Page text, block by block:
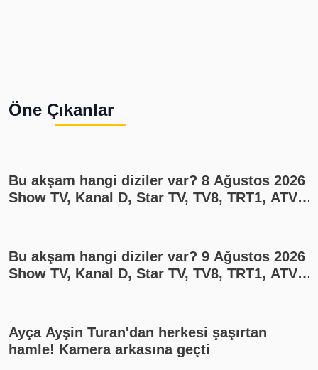
Öne Çıkanlar
Bu akşam hangi diziler var? 8 Ağustos 2026
Show TV, Kanal D, Star TV, TV8, TRT1, ATV
Bu akşam hangi diziler var? 9 Ağustos 2026
Show TV, Kanal D, Star TV, TV8, TRT1, ATV
Ayça Ayşin Turan'dan herkesi şaşırtan
hamle! Kamera arkasına geçti